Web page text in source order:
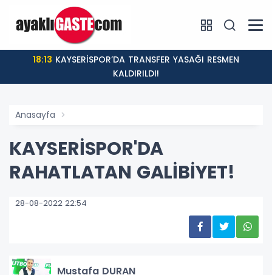
18:13
KALDIRILDI!
Anasayfa
KAYSERİSPOR'DA
RAHATLATAN GALİBİYET!
28-08-2022 22:54
Mustafa DURAN